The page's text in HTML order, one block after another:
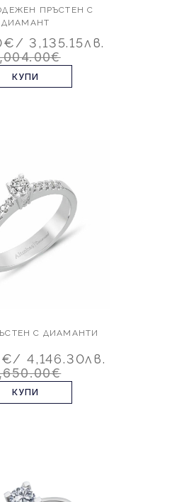
ПРЪСТЕН С
ДИАМАНТ
/ 3,135.15лв.
КУПИ
С ДИАМАНТИ
/ 4,146.30лв.
КУПИ